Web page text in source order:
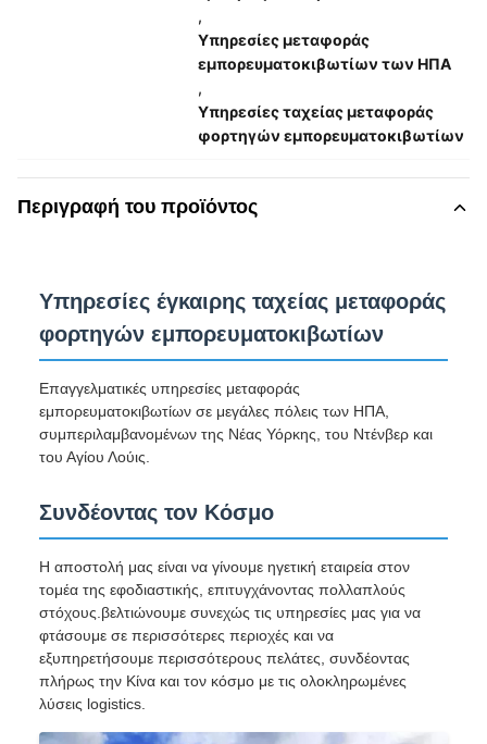
,
Υπηρεσίες μεταφοράς
εμπορευματοκιβωτίων των ΗΠΑ
,
Υπηρεσίες ταχείας μεταφοράς
φορτηγών εμπορευματοκιβωτίων
Περιγραφή του προϊόντος
Υπηρεσίες έγκαιρης ταχείας μεταφοράς
φορτηγών εμπορευματοκιβωτίων
Επαγγελματικές υπηρεσίες μεταφοράς
εμπορευματοκιβωτίων σε μεγάλες πόλεις των ΗΠΑ,
συμπεριλαμβανομένων της Νέας Υόρκης, του Ντένβερ και
του Αγίου Λούις.
Συνδέοντας τον Κόσμο
Η αποστολή μας είναι να γίνουμε ηγετική εταιρεία στον
τομέα της εφοδιαστικής, επιτυγχάνοντας πολλαπλούς
στόχους.βελτιώνουμε συνεχώς τις υπηρεσίες μας για να
φτάσουμε σε περισσότερες περιοχές και να
εξυπηρετήσουμε περισσότερους πελάτες, συνδέοντας
πλήρως την Κίνα και τον κόσμο με τις ολοκληρωμένες
λύσεις logistics.